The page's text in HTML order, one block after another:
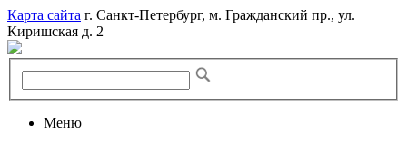
Карта сайта г. Санкт-Петербург, м. Гражданский пр., ул.
Киришская д. 2
Меню